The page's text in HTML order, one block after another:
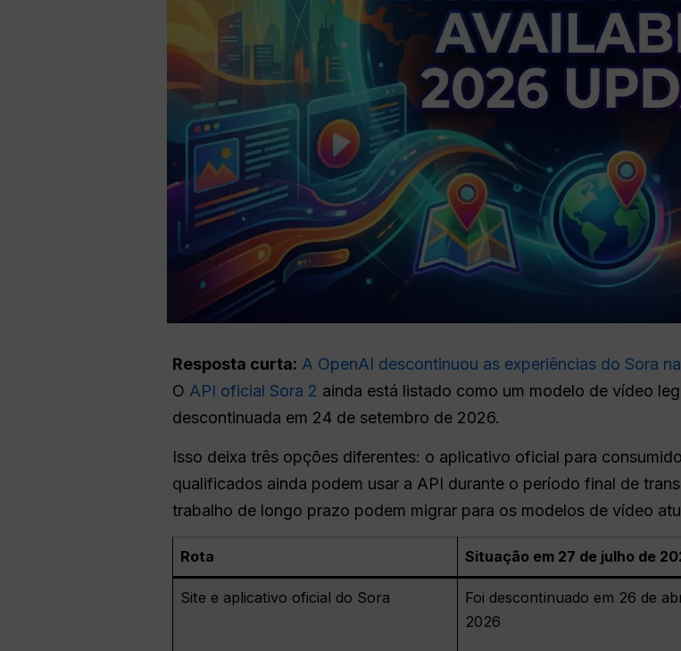
Resposta curta: A OpenAI descontinuou as experiências do Sora
O API oficial Sora 2 ainda está listado como um modelo de vídeo
descontinuada em 24 de setembro de 2026.
Isso deixa três opções diferentes: o aplicativo oficial para
qualificados ainda podem usar a API durante o período final de
trabalho de longo prazo podem migrar para os modelos de vídeo
Rota Situação em 27 de julho de
Site e aplicativo oficial do Sora
Foi descontinuado em 26 de
2026